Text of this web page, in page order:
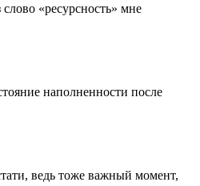
«ресурсность» мне
наполненности после
ведь тоже важный момент,